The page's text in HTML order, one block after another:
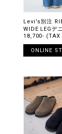
Levi's別注
WIDE LEGデ
18,700- (TAX
ONLINE